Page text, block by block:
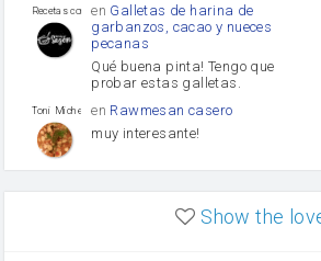
Recetas con sazon
en Galletas de harina de
garbanzos, cacao y nueces
pecanas
Qué buena pinta! Tengo que
probar estas galletas.
Toni Michel Caubet
en Rawmesan casero
muy interesante!
enLasaña casera fácil y
Show the